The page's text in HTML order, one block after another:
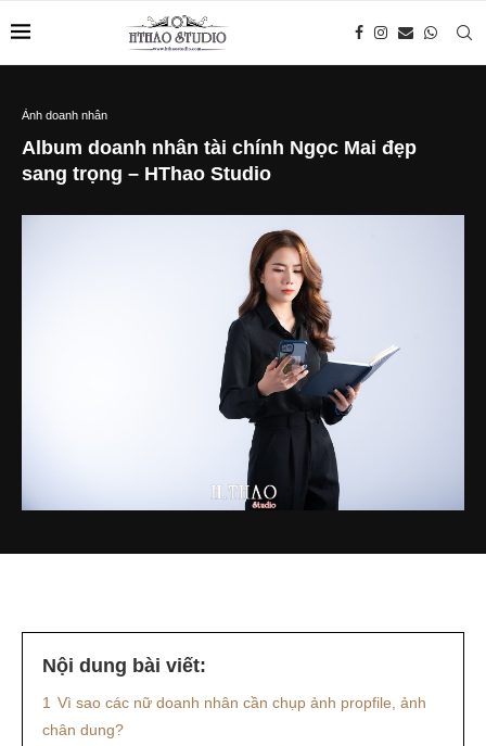
Ảnh doanh nhân
Album doanh nhân tài chính Ngọc Mai đẹp
sang trọng – HThao Studio
Nội dung bài viết:
1 Vì sao các nữ doanh nhân cần chụp ảnh propfile, ảnh
chân dung?